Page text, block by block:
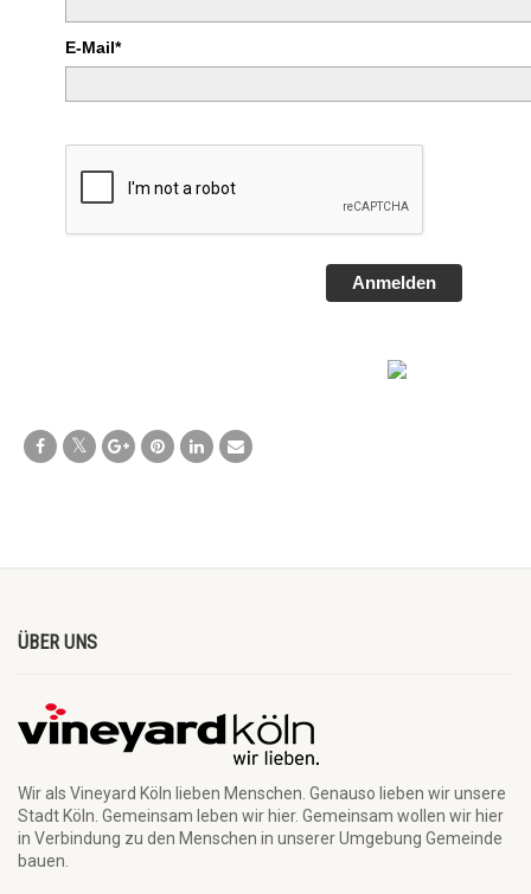
E-Mail*
Anmelden
ÜBER UNS
Wir als Vineyard Köln lieben Menschen. Genauso lieben wir unsere
Stadt Köln. Gemeinsam leben wir hier. Gemeinsam wollen wir hier
in Verbindung zu den Menschen in unserer Umgebung Gemeinde
bauen.